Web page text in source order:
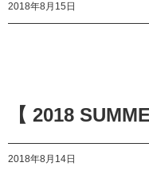
2018年8月15日
【 2018
2018年8月14日